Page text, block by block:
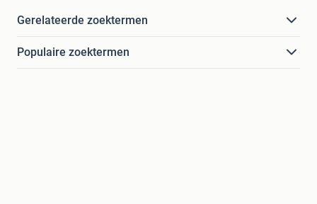
Gerelateerde zoektermen
Populaire zoektermen